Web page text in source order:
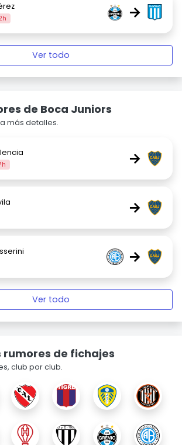
→
Ver todo
de Boca Juniors
más detalles.
→
→
→
Ver todo
rumores de fichajes
club por club.